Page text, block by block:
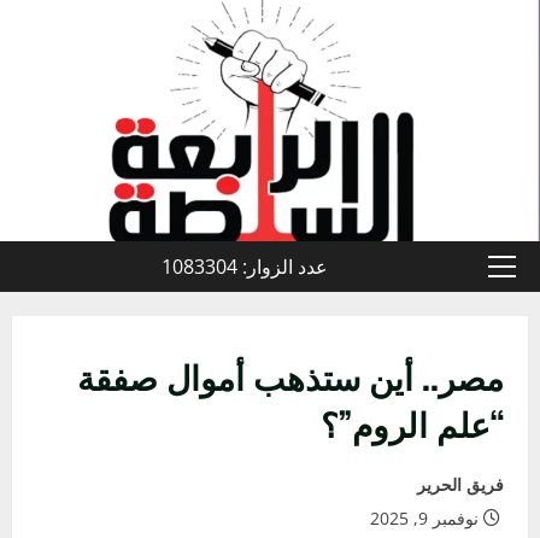
القائمة
عدد الزوار: 1083304
مصر.. أين ستذهب أموال صفقة
“علم الروم”؟
فريق الحرير
نوفمبر 9, 2025